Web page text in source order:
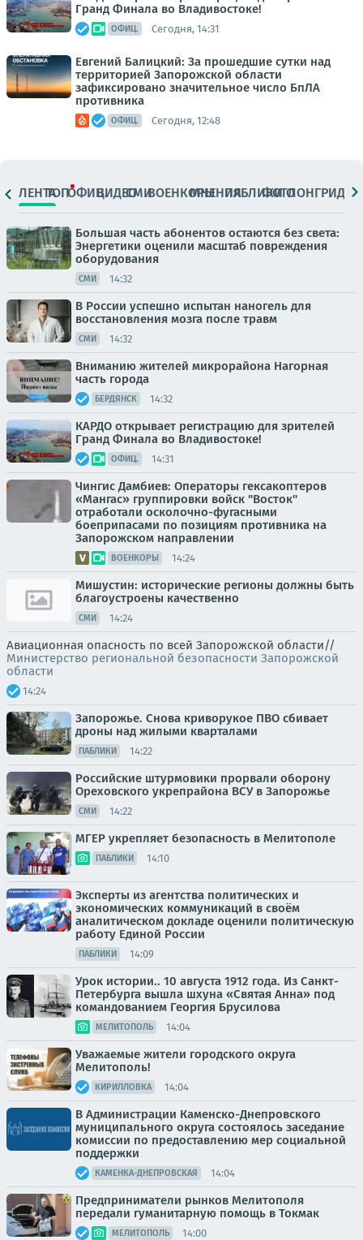
Гранд Финала во Владивостоке!
ОФИЦ. Сегодня, 14:31
Евгений Балицкий: За прошедшие сутки над
территорией Запорожской области
зафиксировано значительное число БпЛА
противника
ОФИЦ. Сегодня, 12:48
ЛЕНТАТОПОФИЦ.ВИДЕОСМИВОЕНКОРЫМНЕНИЯПАБЛИКИ
ФОТОЛОНГРИДЫ
Большая часть абонентов остаются без света:
Энергетики оценили масштаб повреждения
оборудования
СМИ 14:32
В России успешно испытан наногель для
восстановления мозга после травм
СМИ 14:32
Вниманию жителей микрорайона Нагорная
часть города
БЕРДЯНСК 14:32
КАРДО открывает регистрацию для зрителей
Гранд Финала во Владивостоке!
ОФИЦ. 14:31
Чингис Дамбиев: Операторы гексакоптеров
«Мангас» группировки войск "Восток"
отработали осколочно-фугасными
боеприпасами по позициям противника на
Запорожском направлении
ВОЕНКОРЫ 14:24
Мишустин: исторические регионы должны быть
благоустроены качественно
СМИ 14:24
Авиационная опасность по всей Запорожской области//
Министерство региональной безопасности Запорожской
области
14:24
Запорожье. Снова криворукое ПВО сбивает
дроны над жилыми кварталами
ПАБЛИКИ 14:22
Российские штурмовики прорвали оборону
Ореховского укрепрайона ВСУ в Запорожье
СМИ 14:22
МГЕР укрепляет безопасность в Мелитополе
ПАБЛИКИ 14:10
Эксперты из агентства политических и
экономических коммуникаций в своём
аналитическом докладе оценили политическую
работу Единой России
ПАБЛИКИ 14:09
Урок истории.. 10 августа 1912 года. Из Санкт-
Петербурга вышла шхуна «Святая Анна» под
командованием Георгия Брусилова
МЕЛИТОПОЛЬ 14:04
Уважаемые жители городского округа
Мелитополь!
КИРИЛЛОВКА 14:04
В Администрации Каменско-Днепровского
муниципального округа состоялось заседание
комиссии по предоставлению мер социальной
поддержки
КАМЕНКА-ДНЕПРОВСКАЯ 14:04
Предприниматели рынков Мелитополя
передали гуманитарную помощь в Токмак
МЕЛИТОПОЛЬ 14:00